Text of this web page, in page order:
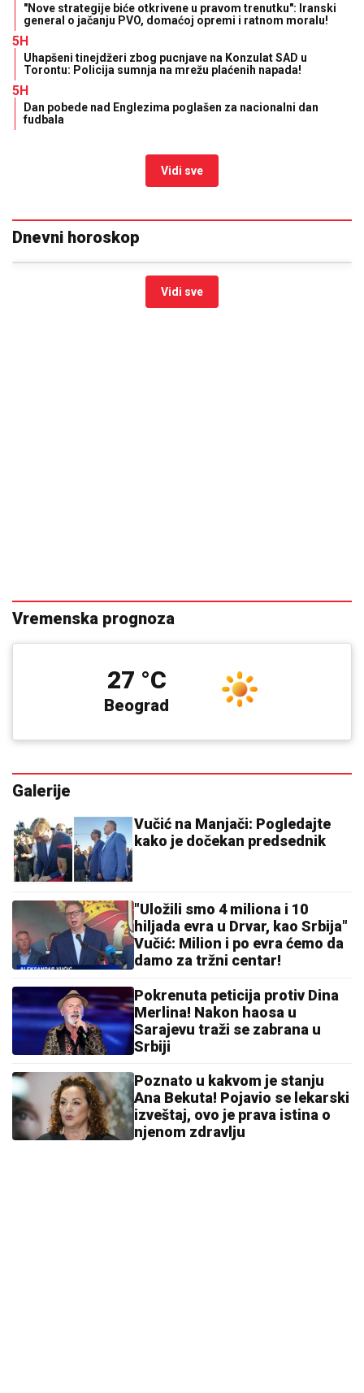
"Nove strategije biće otkrivene u pravom trenutku": Iranski
general o jačanju PVO, domaćoj opremi i ratnom moralu!
5H
Uhapšeni tinejdžeri zbog pucnjave na Konzulat SAD u
Torontu: Policija sumnja na mrežu plaćenih napada!
5H
Dan pobede nad Englezima poglašen za nacionalni dan
fudbala
Vidi sve
Dnevni horoskop
Vidi sve
Vremenska prognoza
Beograd
27 °C
Galerije
Vučić na Manjači: Pogledajte
kako je dočekan predsednik
"Uložili smo 4 miliona i 10
hiljada evra u Drvar, kao Srbija"
Vučić: Milion i po evra ćemo da
damo za tržni centar!
Pokrenuta peticija protiv Dina
Merlina! Nakon haosa u
Sarajevu traži se zabrana u
Srbiji
Poznato u kakvom je stanju
Ana Bekuta! Pojavio se lekarski
izveštaj, ovo je prava istina o
njenom zdravlju